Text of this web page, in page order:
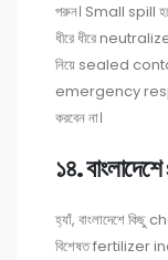
পরুন। Small spill
ধীরে ধীরে
নিয়ে sealed
emergency
করবেন না।
১৪.
হ্যাঁ, বাংলাদেশে
বিশেষত fertilizer